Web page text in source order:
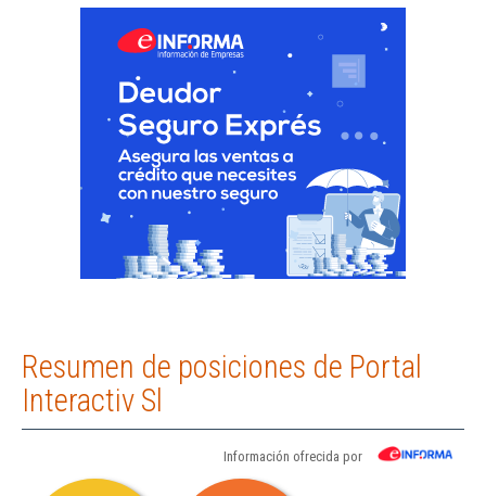
Resumen de posiciones de Portal
Interactiv Sl
Información ofrecida por